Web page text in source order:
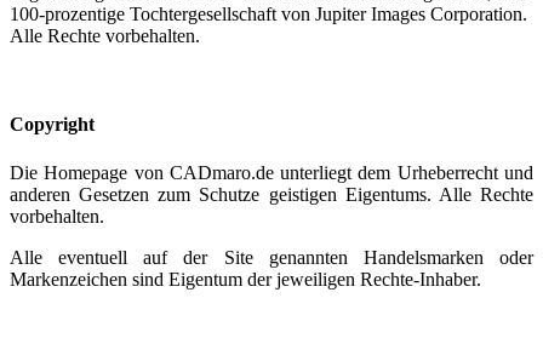
100-prozentige Tochtergesellschaft von Jupiter Images Corporation.
Alle Rechte vorbehalten.
Copyright
Die Homepage von CADmaro.de unterliegt dem Urheberrecht und
anderen Gesetzen zum Schutze geistigen Eigentums. Alle Rechte
vorbehalten.
Alle eventuell auf der Site genannten Handelsmarken oder
Markenzeichen sind Eigentum der jeweiligen Rechte-Inhaber.